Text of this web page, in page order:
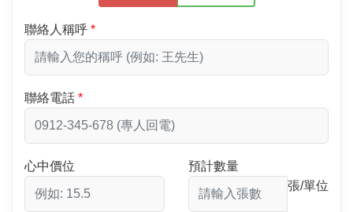
聯絡人稱呼
聯絡電話
心中價位
預計數量
張/單位